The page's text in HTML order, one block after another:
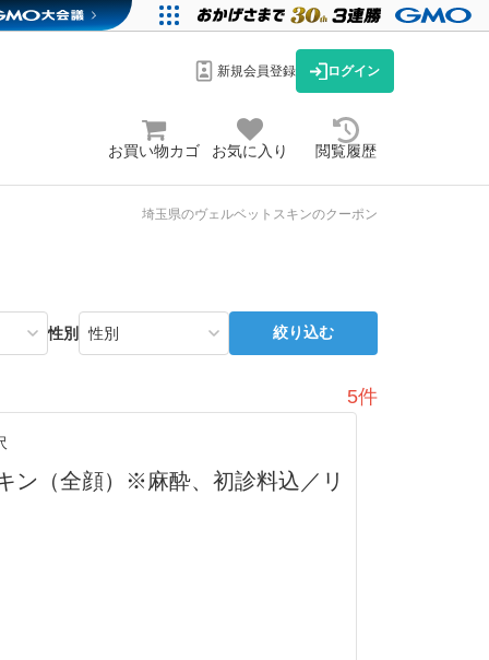
新規会員登録 ログイン
お買い物カゴ お気に入り 閲覧履歴
埼玉県のヴェルベットスキンのクーポン
性別 絞り込む
5件
ン（全顔）※麻酔、初診料込／リ